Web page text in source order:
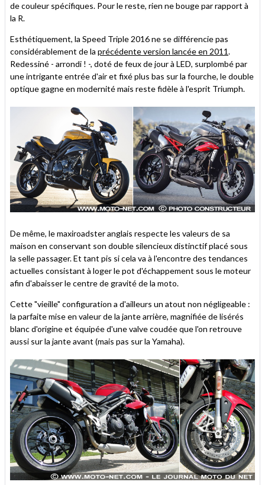
de couleur spécifiques. Pour le reste, rien ne bouge par rapport à
la R.
Esthétiquement, la Speed Triple 2016 ne se différencie pas
considérablement de la précédente version lancée en 2011.
Redessiné - arrondi ! -, doté de feux de jour à LED, surplombé par
une intrigante entrée d'air et fixé plus bas sur la fourche, le double
optique gagne en modernité mais reste fidèle à l'esprit Triumph.
De même, le maxiroadster anglais respecte les valeurs de sa
maison en conservant son double silencieux distinctif placé sous
la selle passager. Et tant pis si cela va à l'encontre des tendances
actuelles consistant à loger le pot d'échappement sous le moteur
afin d'abaisser le centre de gravité de la moto.
Cette "vieille" configuration a d'ailleurs un atout non négligeable :
la parfaite mise en valeur de la jante arrière, magnifiée de lisérés
blanc d'origine et équipée d'une valve coudée que l'on retrouve
aussi sur la jante avant (mais pas sur la Yamaha).